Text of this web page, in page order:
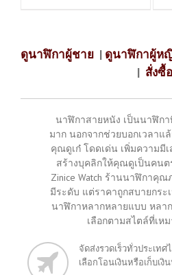
ดูนาฬิกาผู้ชาย | ดูนาฬิกาผู้ห
| สั่งซื้อ
นาฬิกาสายหนัง เป็นนาฬิก
มาก นอกจากช่วยบอกเวลาแ
คุณดูเก๋ โดดเด่น เพิ่มความมี
สร้างบุคลิกให้คุณดูเป็นคนต
Zinice Watch ร้านนาฬิกาคุ
มีระดับ แต่ราคาถูกสบายกระ
นาฬิกาหลากหลายแบบ หลา
เลือกตามสไตล์ที่เห
จัดส่งรวดเร็วทั่วประเทศ
เลือกโอนเงินหรือเก็บเงิ